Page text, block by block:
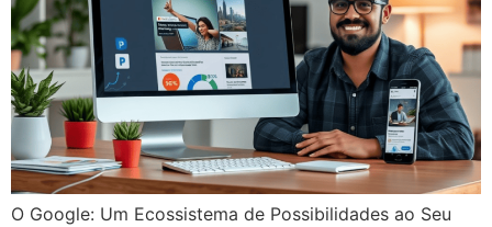
O Google: Um Ecossistema de Possibilidades ao Seu